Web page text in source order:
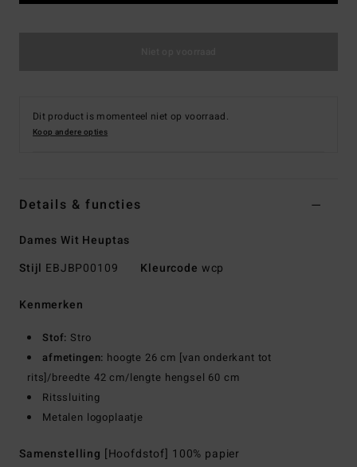
Dit product is momenteel niet op voorraad.
Koop andere opties
Details & functies
Dames Wit Heuptas
Stijl EBJBP00109 Kleurcode wcp
Kenmerken
Stof: Stro
afmetingen: hoogte 26 cm [van onderkant tot
rits]/breedte 42 cm/lengte hengsel 60 cm
Ritssluiting
Metalen logoplaatje
Samenstelling [Hoofdstof] 100% papier